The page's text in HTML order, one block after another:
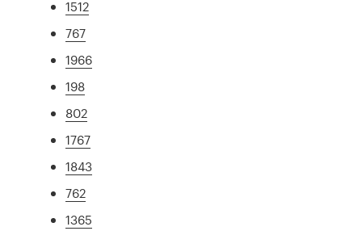
1512
767
1966
198
802
1767
1843
762
1365